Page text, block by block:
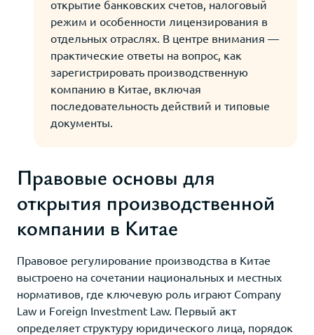
открытие банковских счетов, налоговый
режим и особенности лицензирования в
отдельных отраслях. В центре внимания —
практические ответы на вопрос, как
зарегистрировать производственную
компанию в Китае, включая
последовательность действий и типовые
документы.
Правовые основы для
открытия производственной
компании в Китае
Правовое регулирование производства в Китае
выстроено на сочетании национальных и местных
нормативов, где ключевую роль играют Company
Law и Foreign Investment Law. Первый акт
определяет структуру юридического лица, порядок